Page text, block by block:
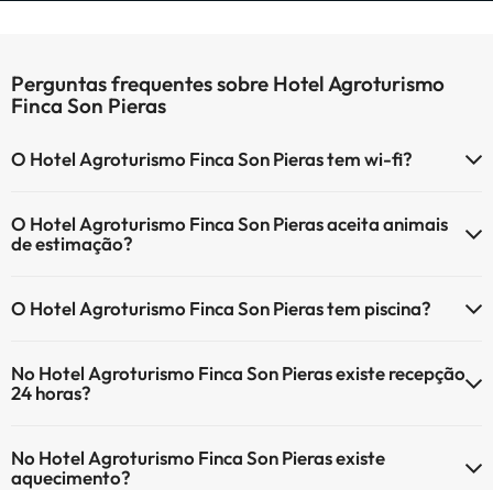
Perguntas frequentes sobre Hotel Agroturismo
Finca Son Pieras
O Hotel Agroturismo Finca Son Pieras tem wi-fi?
O Hotel Agroturismo Finca Son Pieras aceita animais
de estimação?
estimação.
O Hotel Agroturismo Finca Son Pieras tem piscina?
adicional). Aqui tem mais info sobre a piscina e outras facilidades.
No Hotel Agroturismo Finca Son Pieras existe recepção
24 horas?
No Hotel Agroturismo Finca Son Pieras existe
aquecimento?